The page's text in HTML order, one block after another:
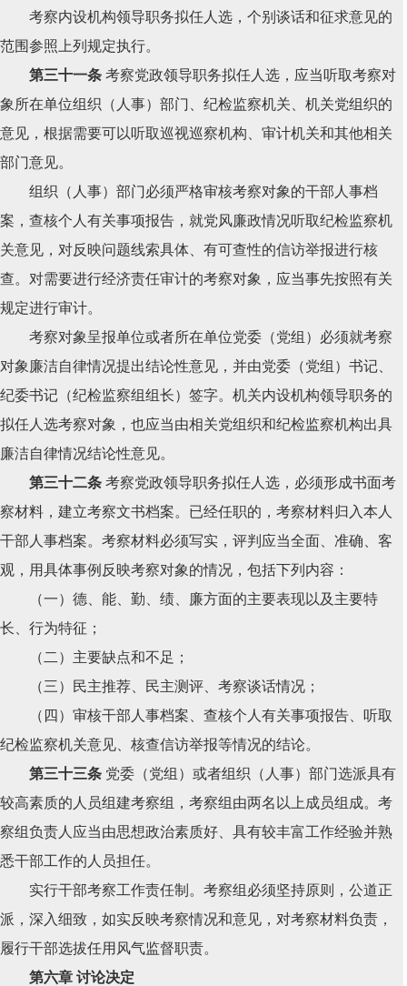
考察内设机构领导职务拟任人选，个别谈话和征求意见的
范围参照上列规定执行。
第三十一条 考察党政领导职务拟任人选，应当听取考察对
象所在单位组织（人事）部门、纪检监察机关、机关党组织的
意见，根据需要可以听取巡视巡察机构、审计机关和其他相关
部门意见。
组织（人事）部门必须严格审核考察对象的干部人事档
案，查核个人有关事项报告，就党风廉政情况听取纪检监察机
关意见，对反映问题线索具体、有可查性的信访举报进行核
查。对需要进行经济责任审计的考察对象，应当事先按照有关
规定进行审计。
考察对象呈报单位或者所在单位党委（党组）必须就考察
对象廉洁自律情况提出结论性意见，并由党委（党组）书记、
纪委书记（纪检监察组组长）签字。机关内设机构领导职务的
拟任人选考察对象，也应当由相关党组织和纪检监察机构出具
廉洁自律情况结论性意见。
第三十二条 考察党政领导职务拟任人选，必须形成书面考
察材料，建立考察文书档案。已经任职的，考察材料归入本人
干部人事档案。考察材料必须写实，评判应当全面、准确、客
观，用具体事例反映考察对象的情况，包括下列内容：
（一）德、能、勤、绩、廉方面的主要表现以及主要特
长、行为特征；
（二）主要缺点和不足；
（三）民主推荐、民主测评、考察谈话情况；
（四）审核干部人事档案、查核个人有关事项报告、听取
纪检监察机关意见、核查信访举报等情况的结论。
第三十三条 党委（党组）或者组织（人事）部门选派具有
较高素质的人员组建考察组，考察组由两名以上成员组成。考
察组负责人应当由思想政治素质好、具有较丰富工作经验并熟
悉干部工作的人员担任。
实行干部考察工作责任制。考察组必须坚持原则，公道正
派，深入细致，如实反映考察情况和意见，对考察材料负责，
履行干部选拔任用风气监督职责。
第六章 讨论决定